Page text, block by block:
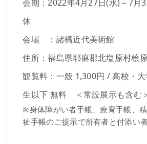
会期：2022年4月27日(水)～7月
休
会場 ：諸橋近代美術館
住所：福島県耶麻郡北塩原村桧
観覧料：一般 1,300円 / 高校・
生以下 無料 ＜常設展示も含む
※身体障がい者手帳、療育手帳、
祉手帳のご提示で所有者と付添い